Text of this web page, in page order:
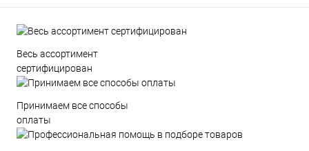
Весь ассортимент
сертифицирован
Принимаем все способы
оплаты